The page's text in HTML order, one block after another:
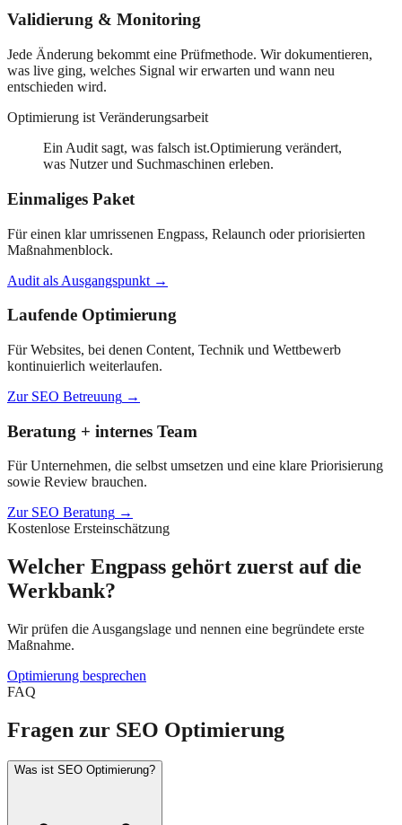
Validierung & Monitoring
Jede Änderung bekommt eine Prüfmethode. Wir dokumentieren,
was live ging, welches Signal wir erwarten und wann neu
entschieden wird.
Optimierung ist Veränderungsarbeit
Ein Audit sagt, was falsch ist.Optimierung verändert,
was Nutzer und Suchmaschinen erleben.
Einmaliges Paket
Für einen klar umrissenen Engpass, Relaunch oder priorisierten
Maßnahmenblock.
Audit als Ausgangspunkt →
Laufende Optimierung
Für Websites, bei denen Content, Technik und Wettbewerb
kontinuierlich weiterlaufen.
Zur SEO Betreuung →
Beratung + internes Team
Für Unternehmen, die selbst umsetzen und eine klare Priorisierung
sowie Review brauchen.
Zur SEO Beratung →
Kostenlose Ersteinschätzung
Welcher Engpass gehört zuerst auf die
Werkbank?
Wir prüfen die Ausgangslage und nennen eine begründete erste
Maßnahme.
Optimierung besprechen
FAQ
Fragen zur SEO Optimierung
Was ist SEO Optimierung?